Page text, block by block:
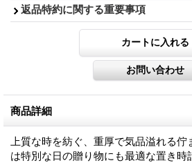
返品特約に関する重要事項
商品詳細
上質な時を紡ぐ、重厚で気品溢れる
は特別な日の贈り物にも最適な置き時